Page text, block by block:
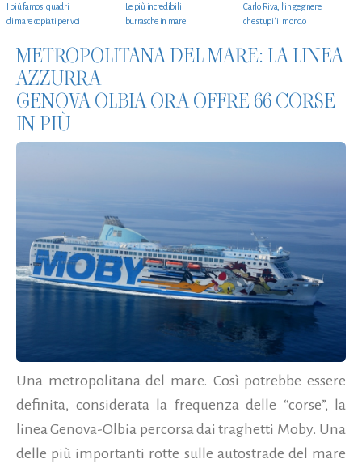
I più famosi quadri
di mare copiati per voi
Le più incredibili
burrasche in mare
Carlo Riva, l’ingegnere
che stupi' il mondo
METROPOLITANA DEL MARE: LA LINEA
AZZURRA
GENOVA OLBIA ORA OFFRE 66 CORSE
IN PIÙ
Una metropolitana del mare. Così potrebbe essere
definita, considerata la frequenza delle “corse”, la
linea Genova-Olbia percorsa dai traghetti Moby. Una
delle più importanti rotte sulle autostrade del mare